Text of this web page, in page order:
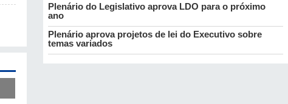
Plenário do Legislativo aprova LDO para o próximo
ano
Plenário aprova projetos de lei do Executivo sobre
temas variados